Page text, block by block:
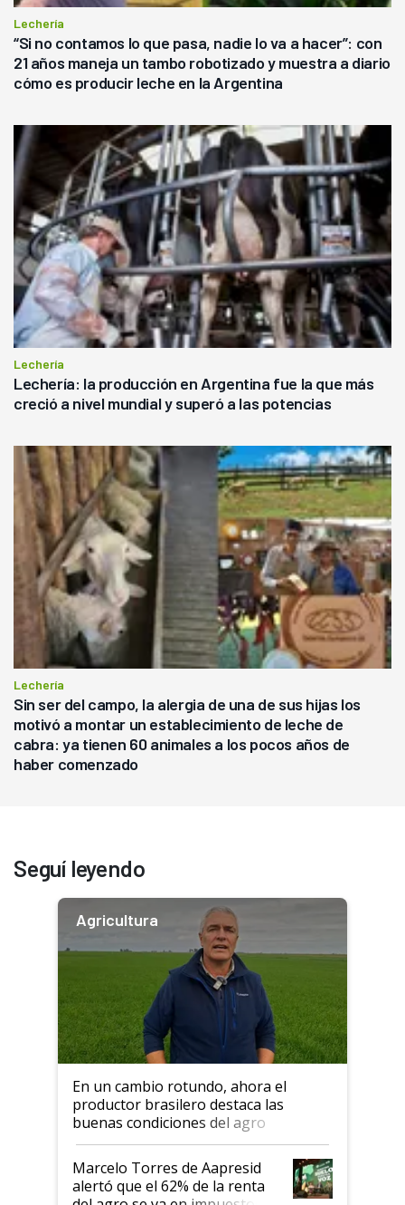
Lechería
“Si no contamos lo que pasa, nadie lo va a hacer”: con
21 años maneja un tambo robotizado y muestra a diario
cómo es producir leche en la Argentina
Lechería
Lechería: la producción en Argentina fue la que más
creció a nivel mundial y superó a las potencias
Lechería
Sin ser del campo, la alergia de una de sus hijas los
motivó a montar un establecimiento de leche de
cabra: ya tienen 60 animales a los pocos años de
haber comenzado
Seguí leyendo
Agricultura
En un cambio rotundo, ahora el
productor brasilero destaca las
buenas condiciones del agro
argentino para invertir: "Los veo
más motivados"
Marcelo Torres de Aapresid
alertó que el 62% de la renta